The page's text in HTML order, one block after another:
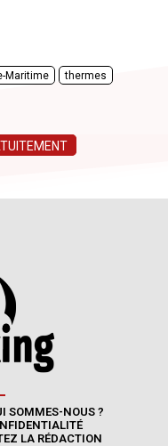
SOMMES-NOUS ?
LA RÉDACTION